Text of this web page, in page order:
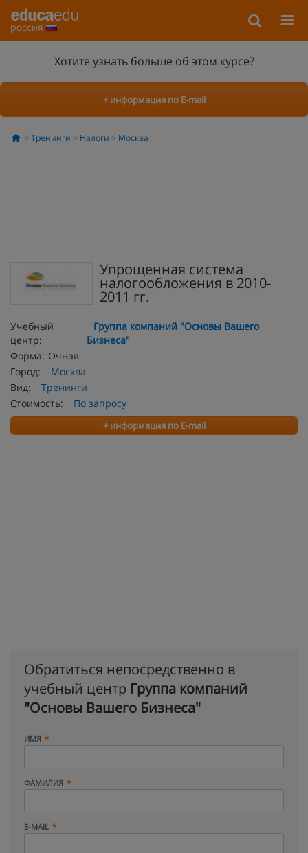
россия
Хотите узнать больше об этом курсе?
+ информация по E-mail
Тренинги Налоги Москва
Упрощенная система
налогообложения в 2010-
2011 гг.
Учебный
центр:
Группа компаний "Основы Вашего
Бизнеса"
Форма: Очная
Город:
Москва
Вид:
Тренинги
Стоимость:
По запросу
+ информация по E-mail
Обратиться непосредственно в
учебный центр Группа компаний
"Основы Вашего Бизнеса"
ИМЯ
ФАМИЛИЯ
E-MAIL